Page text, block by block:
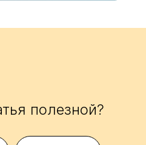
полезной?